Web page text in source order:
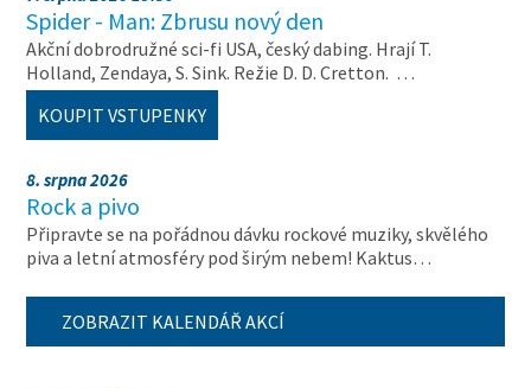
Spider - Man: Zbrusu nový den
Akční dobrodružné sci-fi USA, český dabing. Hrají T.
Holland, Zendaya, S. Sink. Režie D. D. Cretton. …
KOUPIT VSTUPENKY
8. srpna 2026
Rock a pivo
Připravte se na pořádnou dávku rockové muziky, skvělého
piva a letní atmosféry pod širým nebem! Kaktus…
ZOBRAZIT KALENDÁŘ AKCÍ